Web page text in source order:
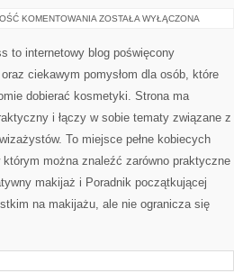
KOMENTOWANIA MAKIJAŻ
ZOSTAŁA WYŁĄCZONA
to internetowy blog poświęcony
ciekawym pomysłom dla osób, które
dobierać kosmetyki. Strona ma
i łączy w sobie tematy związane z
To miejsce pełne kobiecych
którym można znaleźć zarówno praktyczne
makijaż i Poradnik początkującej
na makijażu, ale nie ogranicza się